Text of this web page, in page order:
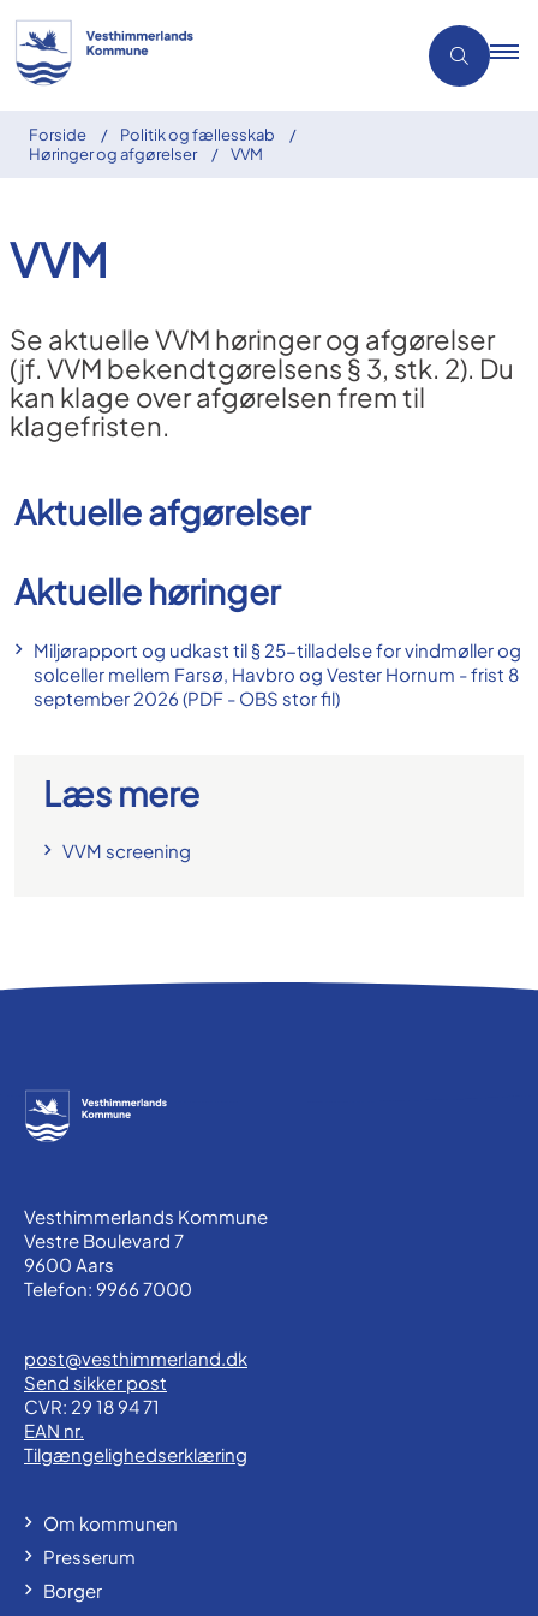
Forside
Politik og fællesskab
Høringer og afgørelser
VVM
VVM
Se aktuelle VVM høringer og afgørelser
(jf. VVM bekendtgørelsens § 3, stk. 2). Du
kan klage over afgørelsen frem til
klagefristen.
Aktuelle afgørelser
Aktuelle høringer
Miljørapport og udkast til § 25-tilladelse for vindmøller og
solceller mellem Farsø, Havbro og Vester Hornum - frist 8
september 2026 (PDF - OBS stor fil)
Læs mere
VVM screening
Vesthimmerlands Kommune
Vestre Boulevard 7
9600 Aars
Telefon: 9966 7000
post@vesthimmerland.dk
Send sikker post
CVR: 29 18 94 71
EAN nr.
Tilgængelighedserklæring
Om kommunen
Presserum
Borger